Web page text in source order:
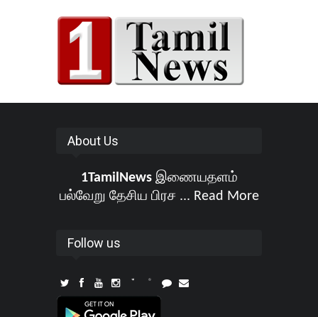
About Us
1TamilNewsஇணையதளம்
பல்வேறு தேசிய பிரச ... Read More
Follow us